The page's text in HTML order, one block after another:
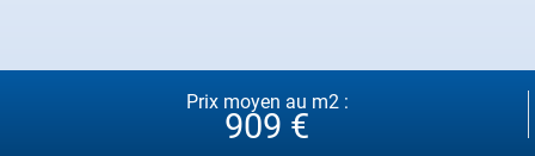
Prix moyen au m2 :
909 €